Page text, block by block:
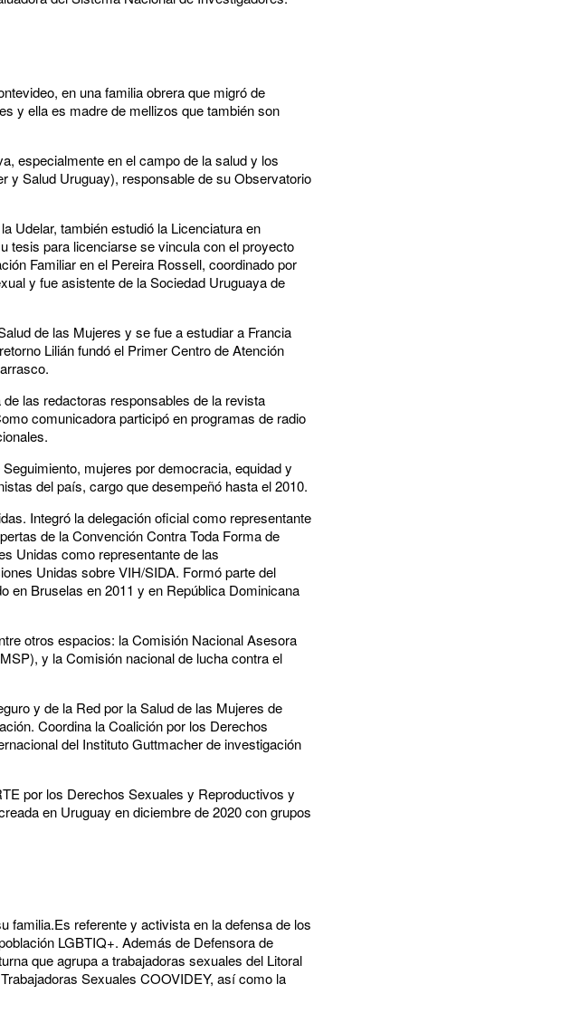
en una familia obrera que migró de
y ella es madre de mellizos que también son
especialmente en el campo de la salud y los
y Salud Uruguay), responsable de su Observatorio
Udelar, también estudió la Licenciatura en
tesis para licenciarse se vincula con el proyecto
Familiar en el Pereira Rossell, coordinado por
y fue asistente de la Sociedad Uruguaya de
de las Mujeres y se fue a estudiar a Francia
Lilián fundó el Primer Centro de Atención
las redactoras responsables de la revista
comunicadora participó en programas de radio
mujeres por democracia, equidad y
del país, cargo que desempeñó hasta el 2010.
Integró la delegación oficial como representante
de la Convención Contra Toda Forma de
Unidas como representante de las
Unidas sobre VIH/SIDA. Formó parte del
en Bruselas en 2011 y en República Dominicana
otros espacios: la Comisión Nacional Asesora
y la Comisión nacional de lucha contra el
y de la Red por la Salud de las Mujeres de
Coordina la Coalición por los Derechos
del Instituto Guttmacher de investigación
por los Derechos Sexuales y Reproductivos y
en Uruguay en diciembre de 2020 con grupos
familia.Es referente y activista en la defensa de los
LGBTIQ+. Además de Defensora de
que agrupa a trabajadoras sexuales del Litoral
Sexuales COOVIDEY, así como la